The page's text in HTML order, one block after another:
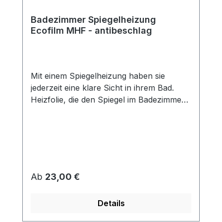
Badezimmer Spiegelheizung
Ecofilm MHF - antibeschlag
Mit einem Spiegelheizung haben sie
jederzeit eine klare Sicht in ihrem Bad.
Heizfolie, die den Spiegel im Badezimmer
niedrigen Temperaturen. Eine Überhitzung
somit verhindert. Die Spiegelheizfolie ist
Regulärer Preis:
Ab 23,00 €
Details